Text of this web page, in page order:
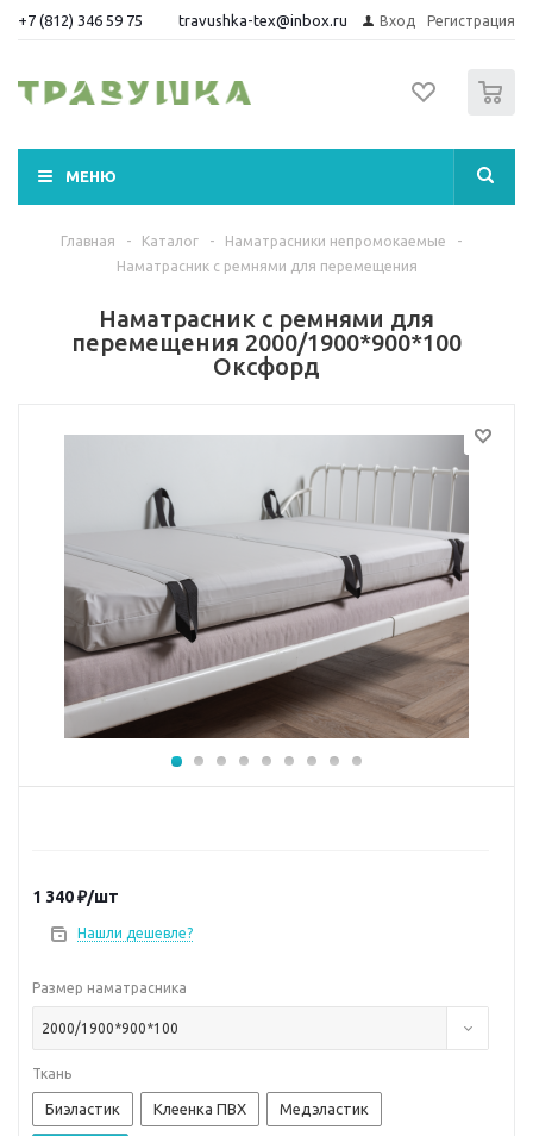
+7 (812) 346 59 75 travushka-tex@inbox.ru Вход Регистрация
МЕНЮ
Главная - Каталог - Наматрасники непромокаемые
-
Наматрасник с ремнями для перемещения
Наматрасник с ремнями для
перемещения 2000/1900*900*100
Оксфорд
1 340₽/шт
Нашли дешевле?
Размер наматрасника
2000/1900*900*100
Ткань
Биэластик Клеенка ПВХ Медэластик